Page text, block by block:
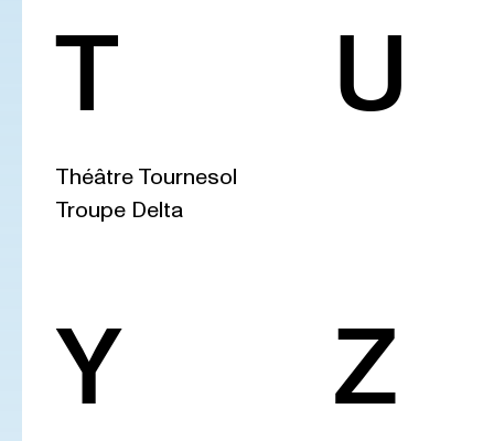
T
Théâtre Tournesol
Troupe Delta
U
Y
Z